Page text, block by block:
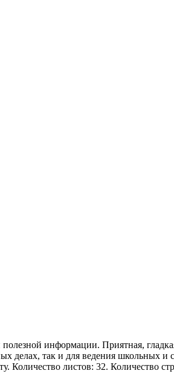
информации. Приятная,
делах, так и для ведения школьных и
листов: 32. Количество